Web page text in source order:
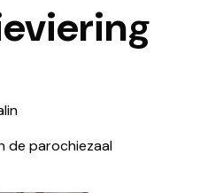
de parochiezaal